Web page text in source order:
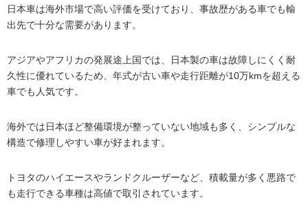
日本車は海外市場で高い評価を受けており、事故歴がある車でも輸
出先で十分な需要があります。
アジアやアフリカの発展途上国では、日本製の車は故障しにくく耐
久性に優れているため、年式が古い車や走行距離が10万kmを超える
車でも人気です。
海外では日本ほど整備環境が整っていない地域も多く、シンプルな
構造で修理しやすい車が好まれます。
トヨタのハイエースやランドクルーザーなど、積載量が多く悪路で
も走行できる車種は高値で取引されています。